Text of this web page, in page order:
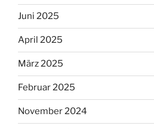
Juni 2025
April 2025
März 2025
Februar 2025
November 2024